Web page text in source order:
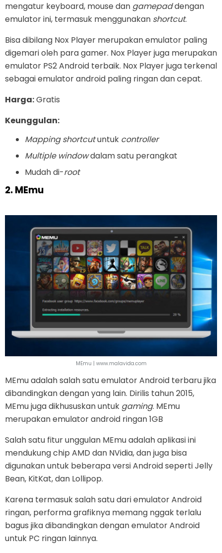
mengatur keyboard, mouse dan gamepaddengan
emulator ini, termasuk menggunakan shortcut.
Bisa dibilang Nox Player merupakan emulator paling
digemari oleh para gamer. Nox Player juga merupakan
emulator PS2 Android terbaik. Nox Player juga terkenal
sebagai emulator android paling ringan dan cepat.
Harga:Gratis
Keunggulan:
Mapping shortcutuntuk controller
Multiple windowdalam satu perangkat
Mudah di-root
2. MEmu
MEmu | www.malavida.com
MEmu adalah salah satu emulator Android terbaru jika
dibandingkan dengan yang lain. Dirilis tahun 2015,
MEmu juga dikhususkan untuk gaming. MEmu
merupakan emulator android ringan 1GB
Salah satu fitur unggulan MEmu adalah aplikasi ini
mendukung chip AMD dan NVidia, dan juga bisa
digunakan untuk beberapa versi Android seperti Jelly
Bean, KitKat, dan Lollipop.
Karena termasuk salah satu dari emulator Android
ringan, performa grafiknya memang nggak terlalu
bagus jika dibandingkan dengan emulator Android
untuk PC ringan lainnya.